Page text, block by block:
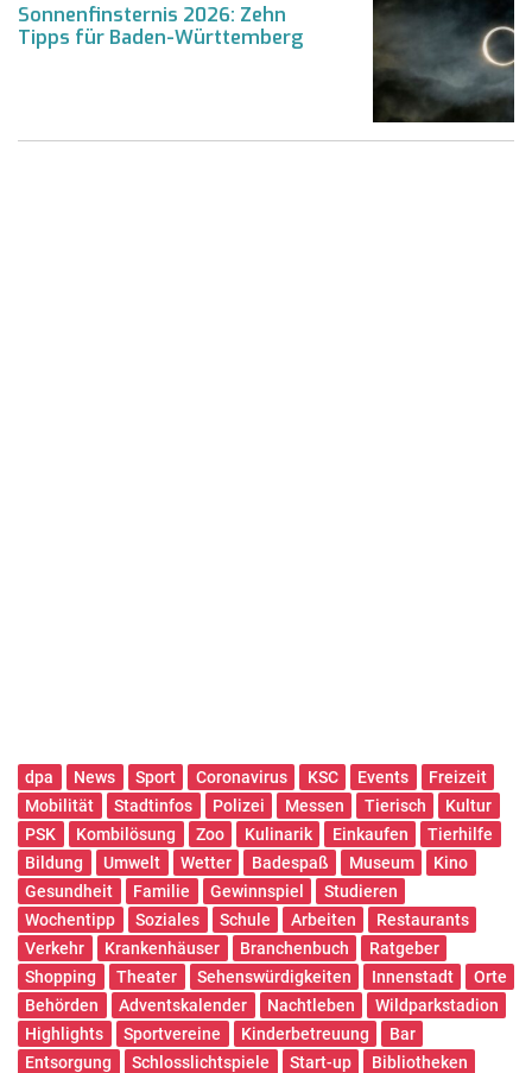
Sonnenfinsternis 2026: Zehn
Tipps für Baden-Württemberg
dpa News Sport Coronavirus KSC Events
Freizeit
Mobilität
Stadtinfos Polizei Messen Tierisch
Kultur
PSK
Kombilösung Zoo Kulinarik Einkaufen
Tierhilfe
Bildung
Umwelt Wetter Badespaß Museum
Kino
Gesundheit
Familie Gewinnspiel
Studieren
Wochentipp
Soziales Schule Arbeiten
Restaurants
Verkehr
Krankenhäuser Branchenbuch
Ratgeber
Shopping
Theater Sehenswürdigkeiten Innenstadt
Orte
Behörden
Adventskalender Nachtleben
Wildparkstadion
Highlights
Sportvereine Kinderbetreuung
Bar
Entsorgung
Schlosslichtspiele Start-up
Bibliotheken